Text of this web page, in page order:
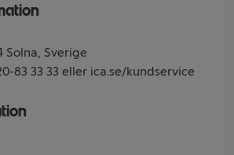
Solna, Sverige
83 33 33 eller ica.se/kundservice